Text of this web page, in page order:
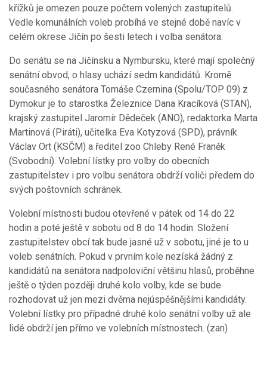
křížků je omezen pouze počtem volených zastupitelů.
Vedle komunálních voleb probíhá ve stejné době navíc v
celém okrese Jičín po šesti letech i volba senátora.
Do senátu se na Jičínsku a Nymbursku, které mají společný
senátní obvod, o hlasy uchází sedm kandidátů. Kromě
současného senátora Tomáše Czernina (Spolu/TOP 09) z
Dymokur je to starostka Železnice Dana Kracíková (STAN),
krajský zastupitel Jaromír Dědeček (ANO), redaktorka Marta
Martinová (Piráti), učitelka Eva Kotyzová (SPD), právník
Václav Ort (KSČM) a ředitel zoo Chleby René Franěk
(Svobodní). Volební lístky pro volby do obecních
zastupitelstev i pro volbu senátora obdrží voliči předem do
svých poštovních schránek.
Volební místnosti budou otevřené v pátek od 14 do 22
hodin a poté ještě v sobotu od 8 do 14 hodin. Složení
zastupitelstev obcí tak bude jasné už v sobotu, jiné je to u
voleb senátních. Pokud v prvním kole nezíská žádný z
kandidátů na senátora nadpoloviční většinu hlasů, proběhne
ještě o týden později druhé kolo volby, kde se bude
rozhodovat už jen mezi dvěma nejúspěšnějšími kandidáty.
Volební lístky pro případné druhé kolo senátní volby už ale
lidé obdrží jen přímo ve volebních místnostech. (zan)